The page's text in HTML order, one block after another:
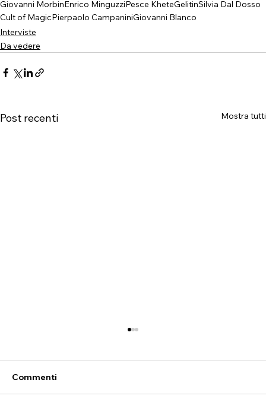
Giovanni MorbinEnrico MinguzziPesce KheteGelitinSilvia Dal Dosso
Cult of MagicPierpaolo CampaniniGiovanni Blanco
Interviste
Da vedere
Post recenti Mostra tutti
Commenti